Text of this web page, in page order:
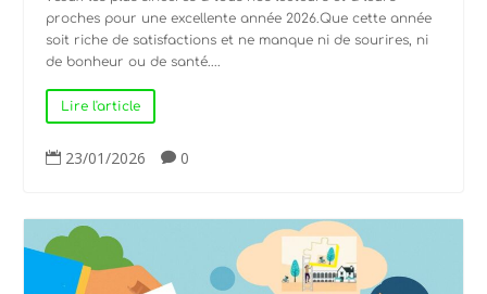
proches pour une excellente année 2026.Que cette année
soit riche de satisfactions et ne manque ni de sourires, ni
de bonheur ou de santé....
Lire l'article
 23/01/2026  0